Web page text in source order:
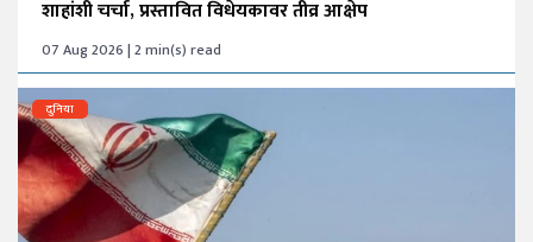
शाहांशी चर्चा, प्रस्तावित विधेयकावर तीव्र आक्षेप
07 Aug 2026 | 2 min(s) read
दुनिया